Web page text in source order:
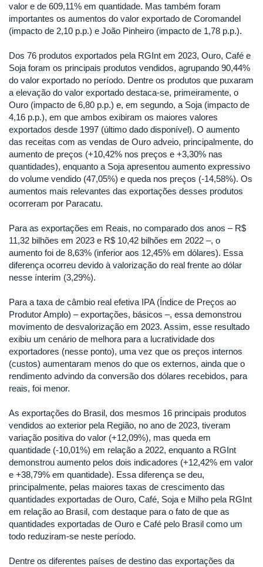
valor e de 609,11% em quantidade. Mas também foram
importantes os aumentos do valor exportado de Coromandel
(impacto de 2,10 p.p.) e João Pinheiro (impacto de 1,78 p.p.).
Dos 76 produtos exportados pela RGInt em 2023, Ouro, Café e
Soja foram os principais produtos vendidos, agrupando 90,44%
do valor exportado no período. Dentre os produtos que puxaram
a elevação do valor exportado destaca-se, primeiramente, o
Ouro (impacto de 6,80 p.p.) e, em segundo, a Soja (impacto de
4,16 p.p.), em que ambos exibiram os maiores valores
exportados desde 1997 (último dado disponível). O aumento
das receitas com as vendas de Ouro adveio, principalmente, do
aumento de preços (+10,42% nos preços e +3,30% nas
quantidades), enquanto a Soja apresentou aumento expressivo
do volume vendido (47,05%) e queda nos preços (-14,58%). Os
aumentos mais relevantes das exportações desses produtos
ocorreram por Paracatu.
Para as exportações em Reais, no comparado dos anos – R$
11,32 bilhões em 2023 e R$ 10,42 bilhões em 2022 –, o
aumento foi de 8,63% (inferior aos 12,45% em dólares). Essa
diferença ocorreu devido à valorização do real frente ao dólar
nesse ínterim (3,29%).
Para a taxa de câmbio real efetiva IPA (Índice de Preços ao
Produtor Amplo) – exportações, básicos –, essa demonstrou
movimento de desvalorização em 2023. Assim, esse resultado
exibiu um cenário de melhora para a lucratividade dos
exportadores (nesse ponto), uma vez que os preços internos
(custos) aumentaram menos do que os externos, ainda que o
rendimento advindo da conversão dos dólares recebidos, para
reais, foi menor.
As exportações do Brasil, dos mesmos 16 principais produtos
vendidos ao exterior pela Região, no ano de 2023, tiveram
variação positiva do valor (+12,09%), mas queda em
quantidade (-10,01%) em relação a 2022, enquanto a RGInt
demonstrou aumento pelos dois indicadores (+12,42% em valor
e +38,79% em quantidade). Essa diferença se deu,
principalmente, pelas maiores taxas de crescimento das
quantidades exportadas de Ouro, Café, Soja e Milho pela RGInt
em relação ao Brasil, com destaque para o fato de que as
quantidades exportadas de Ouro e Café pelo Brasil como um
todo reduziram-se neste período.
Dentre os diferentes países de destino das exportações da